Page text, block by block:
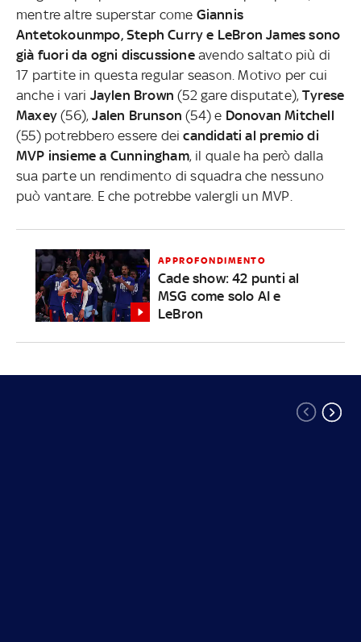
mentre altre superstar come Giannis
Antetokounmpo, Steph Curry e LeBron James sono
già fuori da ogni discussioneavendo saltato più di
17 partite in questa regular season. Motivo per cui
anche i vari Jaylen Brown (52 gare disputate),Tyrese
Maxey (56),Jalen Brunson (54) e Donovan Mitchell
(55) potrebbero essere deicandidati al premio di
MVP insieme a Cunningham, il quale ha però dalla
sua parte un rendimento di squadra che nessuno
può vantare. E che potrebbe valergli un MVP.
APPROFONDIMENTO
Cade show: 42 punti al
MSG come solo AI e
LeBron